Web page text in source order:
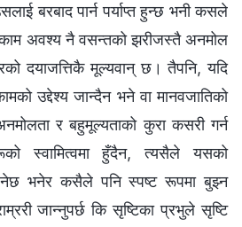
बरबाद पार्न पर्याप्त हुन्छ भनी कसले
अवश्य नै वसन्तको झरीजस्तै अनमोल
दयाजत्तिकै मूल्यवान् छ। तैपनि, यदि
उद्देश्य जान्दैन भने वा मानवजातिको
र बहुमूल्यताको कुरा कसरी गर्न
स्वामित्वमा हुँदैन, त्यसैले यसको
भनेर कसैले पनि स्पष्ट रूपमा बुझ्न
जान्‍नुपर्छ कि सृष्टिका प्रभुले सृष्टि